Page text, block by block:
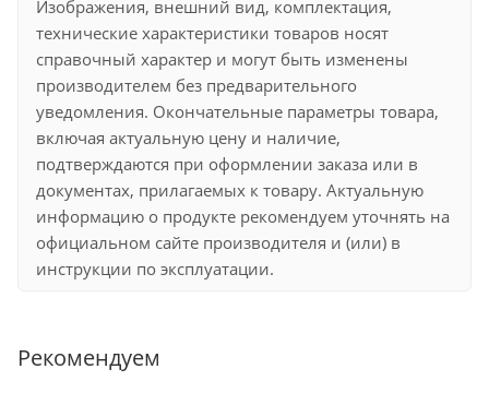
Изображения, внешний вид, комплектация,
технические характеристики товаров носят
справочный характер и могут быть изменены
производителем без предварительного
уведомления. Окончательные параметры товара,
включая актуальную цену и наличие,
подтверждаются при оформлении заказа или в
документах, прилагаемых к товару. Актуальную
информацию о продукте рекомендуем уточнять на
официальном сайте производителя и (или) в
инструкции по эксплуатации.
Рекомендуем